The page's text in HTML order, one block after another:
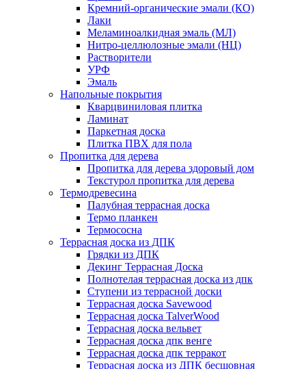
Кремний-органические эмали (КО)
Лаки
Меламиноалкидная эмаль (МЛ)
Нитро-целлюлозные эмали (НЦ)
Растворители
УРФ
Эмаль
Напольные покрытия
Кварцвиниловая плитка
Ламинат
Паркетная доска
Плитка ПВХ для пола
Пропитка для дерева
Пропитка для дерева здоровый дом
Текстурол пропитка для дерева
Термодревесина
Палубная террасная доска
Термо планкен
Термососна
Террасная доска из ДПК
Грядки из ДПК
Декинг Террасная Доска
Полнотелая террасная доска из дпк
Ступени из террасной доски
Террасная доска Savewood
Террасная доска TalverWood
Террасная доска вельвет
Террасная доска дпк венге
Террасная доска дпк терракот
Террасная доска из ДПК бесшовная